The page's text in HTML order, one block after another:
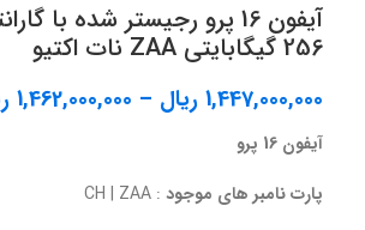
آيفون 16 پرو رجیستر شده با
256 گیگابایتی ZAA نات اکتیو
1,447,000,000 ریال –
1,462,000,000
آیفون 16 پرو
پارت نامبر های موجود : CH | ZAA